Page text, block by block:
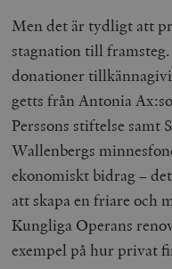
Men det är tydligt att
stagnation till
donationer
getts från Antonia
Perssons stiftelse samt
Wallenbergs
ekonomiskt bidrag –
att skapa en friare och
Kungliga Operans
exempel på hur privat